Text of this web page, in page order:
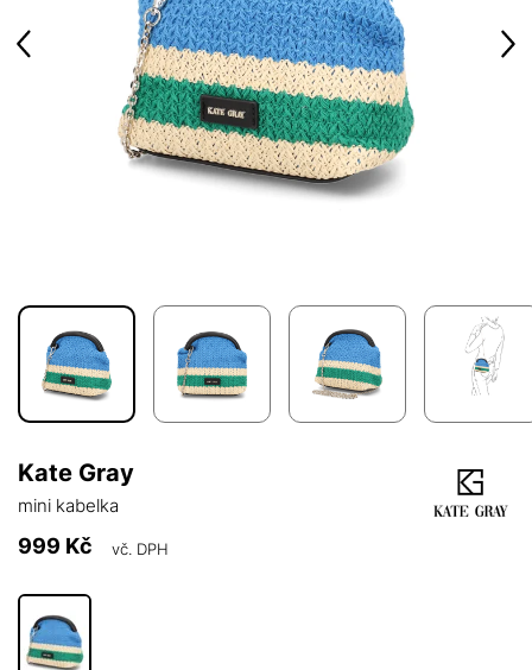
Kate Gray
mini kabelka
999 Kč vč. DPH